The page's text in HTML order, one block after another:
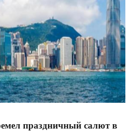
праздничный салют в